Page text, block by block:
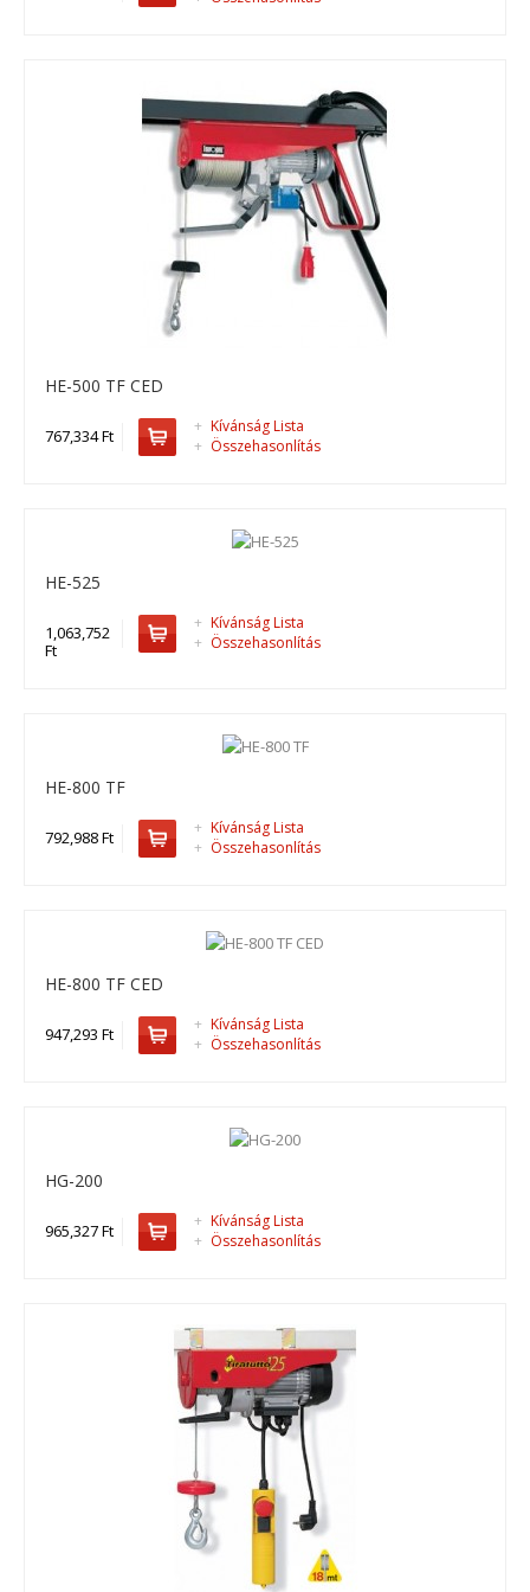
+Add to compare
+Add to wishlist
HE-300 MF 1,5 mt, drótköteles emelő ..
688,442 Ft
+Add to wishlist
HE-300 MF CED, drótköteles emelő ..
754,126 Ft
Add to wishlist
HE-500 MF, drótköteles emelő ..
638,683 Ft
HE-500 TF CED
767,334 Ft + Kívánság Lista
+ Összehasonlítás
HE-525
1,063,752
Ft
+ Kívánság Lista
+ Összehasonlítás
HE-800 TF
792,988 Ft + Kívánság Lista
+ Összehasonlítás
HE-800 TF CED
947,293 Ft + Kívánság Lista
+ Összehasonlítás
HG-200
965,327 Ft + Kívánság Lista
+ Összehasonlítás